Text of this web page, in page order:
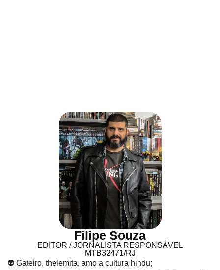
Filipe Souza
EDITOR / JORNALISTA RESPONSÁVEL
MTB32471/RJ
👽 Gateiro, thelemita, amo a cultura hindu;